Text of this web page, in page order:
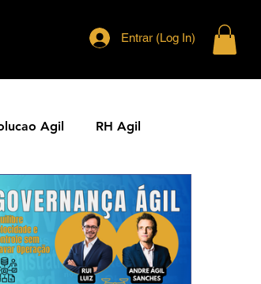
Entrar (Log In)
Agil RH Agil
Agil Lideranca Agil
Ageis Gestao Agil